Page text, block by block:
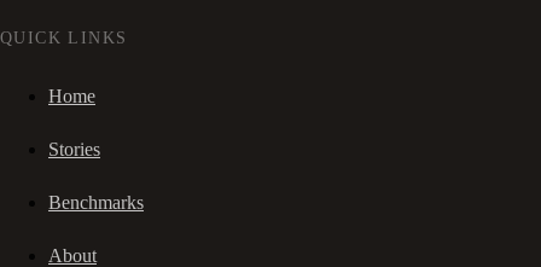
QUICK LINKS
Home
Stories
Benchmarks
About